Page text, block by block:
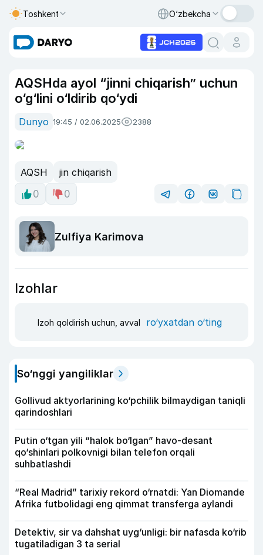
Toshkent O‘zbekcha
AQSHda ayol “jinni chiqarish” uchun
o‘g‘lini o‘ldirib qo‘ydi
Dunyo 19:45 / 02.06.2025 2388
AQSH
jin chiqarish
0
0
Zulfiya Karimova
Izohlar
Izoh qoldirish uchun, avval ro‘yxatdan o‘ting
So‘nggi yangiliklar
Gollivud aktyorlarining ko‘pchilik bilmaydigan taniqli
qarindoshlari
Putin o‘tgan yili “halok bo‘lgan” havo-desant
qo‘shinlari polkovnigi bilan telefon orqali
suhbatlashdi
“Real Madrid” tarixiy rekord o‘rnatdi: Yan Diomande
Afrika futbolidagi eng qimmat transferga aylandi
Detektiv, sir va dahshat uyg‘unligi: bir nafasda ko‘rib
tugatiladigan 3 ta serial